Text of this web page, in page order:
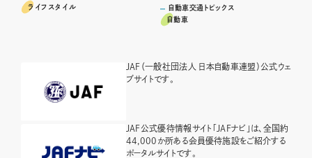
ライフスタイル
自動車交通トピックス
自動車
JAF（一般社団法人 日本自動車連盟）公式ウェ
ブサイトです。
JAF公式優待情報サイト「JAFナビ」は、全国約
44,000か所ある会員優待施設をご紹介する
ポータルサイトです。